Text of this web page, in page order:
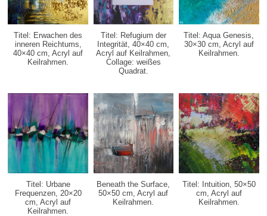
Titel: Erwachen des
inneren Reichtums,
40×40 cm,Acryl auf
Keilrahmen.
Titel: Refugium der
Integrität, 40×40 cm,
Acryl auf Keilrahmen,
Collage: weißes
Quadrat.
Titel: Aqua Genesis,
30×30 cm, Acryl auf
Keilrahmen.
Titel: Urbane
Frequenzen, 20×20
cm,Acryl auf
Keilrahmen.
Beneath the Surface,
50×50 cm, Acryl auf
Keilrahmen.
Titel: Intuition, 50×50
cm, Acryl auf
Keilrahmen.